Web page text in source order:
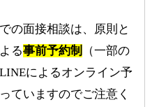
面接相談は、原則と
る事前予約制
（一部の
によるオンライン予
ていますのでご注意く